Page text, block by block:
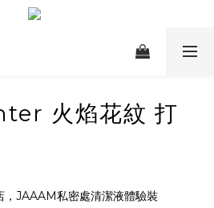
火焰花紋 打
，JAAAM私密處清潔液體驗裝